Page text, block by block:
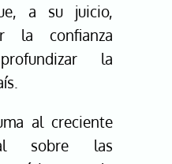
a su juicio,
la confianza
la
al creciente
sobre las